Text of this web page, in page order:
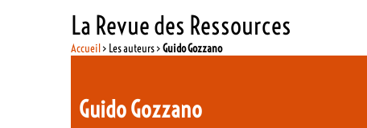
La Revue des Ressources
Accueil> Les auteurs >Guido Gozzano
Guido Gozzano